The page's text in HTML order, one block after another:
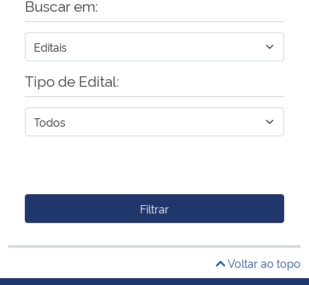
Buscar em:
Tipo de Edital:
Filtrar
Voltar ao topo